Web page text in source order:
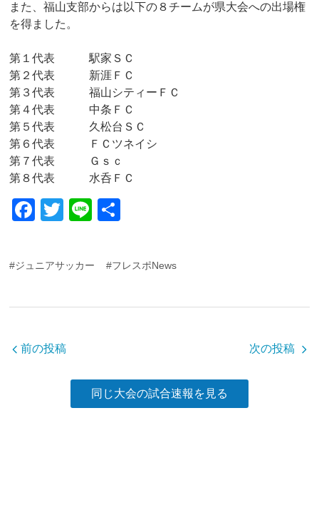
また、福山支部からは以下の８チームが県大会への出場権
を得ました。
第１代表 駅家ＳＣ
第２代表 新涯ＦＣ
第３代表 福山シティーＦＣ
第４代表 中条ＦＣ
第５代表 久松台ＳＣ
第６代表 ＦＣツネイシ
第７代表 Ｇｓｃ
第８代表 水呑ＦＣ
F
c
e
b
o
T
er
Li
#ジュニアサッカー #フレスポNews
前の投稿 次の投稿
同じ大会の試合速報を見る